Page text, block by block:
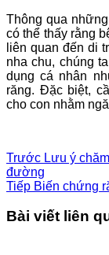
Thông qua
có thể thấy rằng
liên quan đến di
nha chu, chúng
dụng cá nhân
răng. Đặc biệt,
cho con nhằm
Trước Lưu ý
đường
Tiếp Biến chứng
Bài viết liên